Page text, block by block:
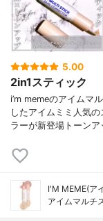
5.00
2in1スティック
i’m memeのアイムマ
したアイムミミ人気
ラーが新登場トーン
I'M MEME(ア
アイムマルチ